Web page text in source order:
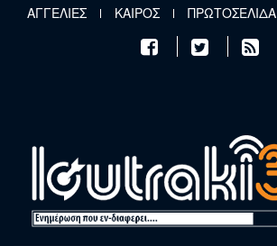
Παράκαμψη προς το κυρίως περιεχόμενο
ΑΓΓΕΛΙΕΣ ΚΑΙΡΟΣ ΠΡΩΤΟΣΕΛΙΔΑ